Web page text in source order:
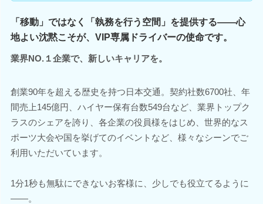
「移動」ではなく「執務を行う空間」を提供する――心
地よい沈黙こそが、VIP専属ドライバーの使命です。
業界NO.１企業で、新しいキャリアを。
創業90年を超える歴史を持つ日本交通。契約社数6700社、年
間売上145億円、ハイヤー保有台数549台など、業界トップク
ラスのシェアを誇り、各企業の役員様をはじめ、世界的なス
ポーツ大会や国を挙げてのイベントなど、様々なシーンでご
利用いただいています。
1分1秒も無駄にできないお客様に、少しでも役立てるように
――。